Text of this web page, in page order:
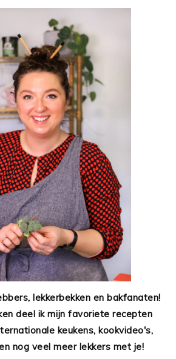
lekkerbekken en bakfanaten!
deel ik mijn favoriete recepten
keukens, kookvideo's,
nog veel meer lekkers met je!